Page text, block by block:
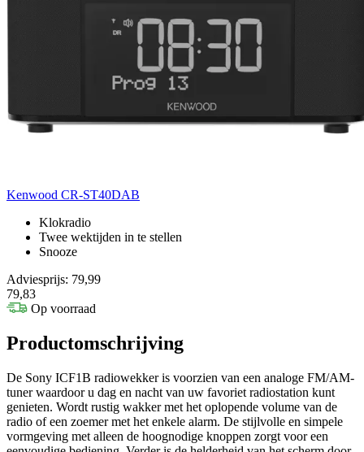
Kenwood CR-ST40DAB
Klokradio
Twee wektijden in te stellen
Snooze
Adviesprijs: 79,99
79,83
Op voorraad
Productomschrijving
De Sony ICF1B radiowekker is voorzien van een analoge FM/AM-
tuner waardoor u dag en nacht van uw favoriet radiostation kunt
genieten. Wordt rustig wakker met het oplopende volume van de
radio of een zoemer met het enkele alarm. De stijlvolle en simpele
vormgeving met alleen de hoognodige knoppen zorgt voor een